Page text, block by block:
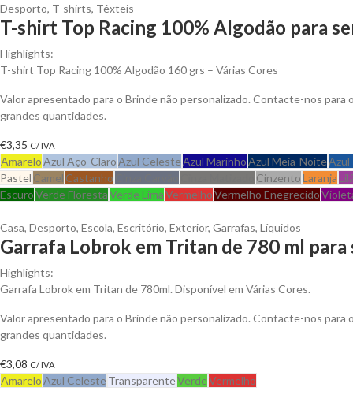
Desporto, T-shirts, Têxteis
T-shirt Top Racing 100% Algodão para
Highlights:
T-shirt Top Racing 100% Algodão 160 grs – Várias Cores
Valor apresentado para o Brinde não personalizado. Contacte-nos
grandes quantidades.
€3,35 C/ IVA
AmareloAzul Aço-ClaroAzul CelesteAzul MarinhoAzul Meia-NoiteAzul
Pastel Camel Castanho CinzentoLaranja
EscuroVerde FlorestaVerde LimaVermelhoVermelho Enegrecido
Casa, Desporto, Escola, Escritório, Exterior, Garrafas, Líquidos
Garrafa Lobrok em Tritan de 780 ml para
Highlights:
Garrafa Lobrok em Tritan de 780ml. Disponível em Várias Cores.
Valor apresentado para o Brinde não personalizado. Contacte-nos
grandes quantidades.
€3,08 C/ IVA
AmareloAzul Celeste TransparenteVerdeVermelho